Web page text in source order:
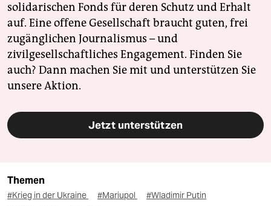
solidarischen Fonds für deren Schutz und Erhalt
auf. Eine offene Gesellschaft braucht guten, frei
zugänglichen Journalismus – und
zivilgesellschaftliches Engagement. Finden Sie
auch? Dann machen Sie mit und unterstützen Sie
unsere Aktion.
Jetzt unterstützen
Themen
#Krieg in der Ukraine #Mariupol
#Wladimir Putin